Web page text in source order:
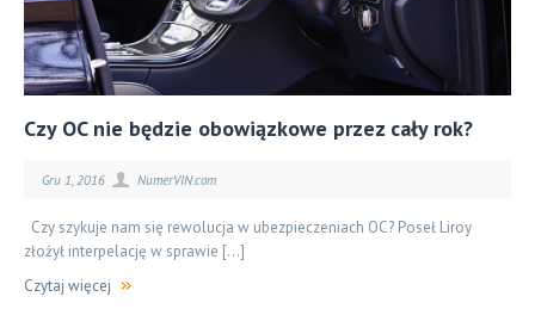
Czy OC nie będzie obowiązkowe przez cały rok?
Gru 1, 2016 NumerVIN.com
Czy szykuje nam się rewolucja w ubezpieczeniach OC? Poseł Liroy
złożył interpelację w sprawie […]
Czytaj więcej